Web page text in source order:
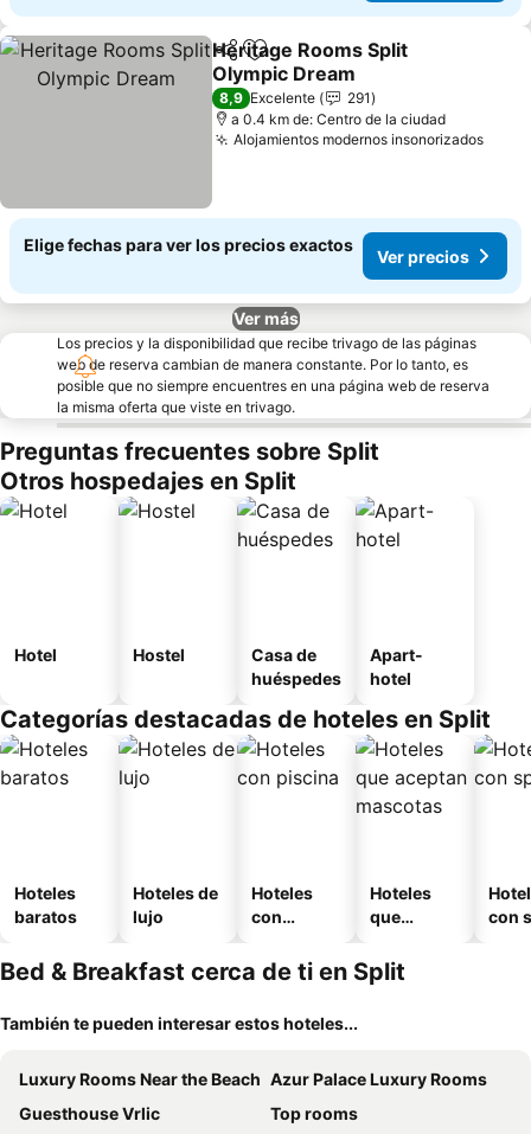
CompartirAgregar a favoritos
Heritage Rooms Split
Olympic Dream
8,9 Excelente
291
a 0.4 km de: Centro de la ciudad
Alojamientos modernos insonorizados
Elige fechas para ver los precios exactos
Ver precios
Ver más
Los precios y la disponibilidad que recibe trivago de las páginas
web de reserva cambian de manera constante. Por lo tanto, es
posible que no siempre encuentres en una página web de reserva
la misma oferta que viste en trivago.
Preguntas frecuentes sobre Split
Otros hospedajes en Split
Hotel Hostel
Casa de
huéspedes
Apart-
hotel
Categorías destacadas de hoteles en Split
Hoteles
baratos
Hoteles de
lujo
Hoteles
con
Hoteles
que
mascotas
con
Bed & Breakfast cerca de ti en Split
También te pueden interesar estos hoteles...
Luxury Rooms Near the Beach Azur Palace Luxury Rooms
Guesthouse Vrlic
Top rooms